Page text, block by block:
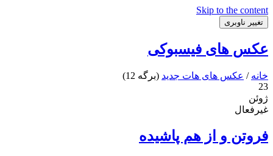
Skip to the content
تغییر ناوبری
عکس های فیسبوکی
خانه / عکس های هات جدید (برگه 12)
23
ژوئن
غیرفعال
فروتن و از هم پاشیده